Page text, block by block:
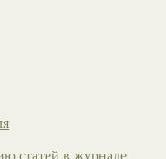
статей в журнале